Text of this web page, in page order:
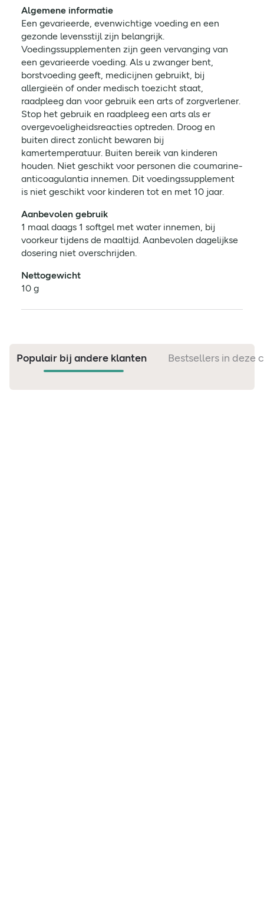
Algemene informatie
Een gevarieerde, evenwichtige voeding en een
gezonde levensstijl zijn belangrijk.
Voedingssupplementen zijn geen vervanging van
een gevarieerde voeding. Als u zwanger bent,
borstvoeding geeft, medicijnen gebruikt, bij
allergieën of onder medisch toezicht staat,
raadpleeg dan voor gebruik een arts of zorgverlener.
Stop het gebruik en raadpleeg een arts als er
overgevoeligheidsreacties optreden. Droog en
buiten direct zonlicht bewaren bij
kamertemperatuur. Buiten bereik van kinderen
houden. Niet geschikt voor personen die coumarine-
anticoagulantia innemen. Dit voedingssupplement
is niet geschikt voor kinderen tot en met 10 jaar.
Aanbevolen gebruik
1 maal daags 1 softgel met water innemen, bij
voorkeur tijdens de maaltijd. Aanbevolen dagelijkse
dosering niet overschrijden.
Nettogewicht
10 g
Populair bij andere klanten Bestsellers in deze